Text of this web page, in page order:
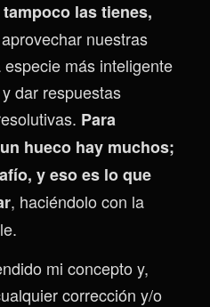
las tienes,
nuestras
más inteligente
dar respuestas
Para
hueco hay muchos;
y eso es lo que
, haciéndolo con la
mi concepto y,
corrección y/o